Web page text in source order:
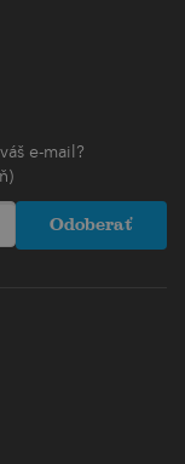
e-mail?
Odoberať